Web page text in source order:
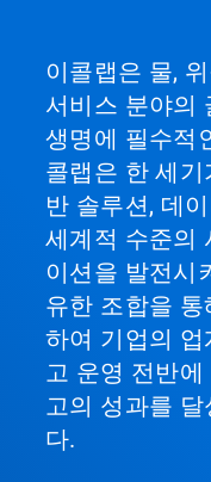
이콜랩은 물,
서비스 분야의
생명에 필수적
콜랩은 한 세
반 솔루션, 데
세계적 수준의
이션을 발전시
유한 조합을
하여 기업의
고 운영 전반
고의 성과를
다.